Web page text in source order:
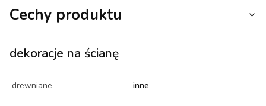
Cechy produktu
dekoracje na ścianę
drewniane inne